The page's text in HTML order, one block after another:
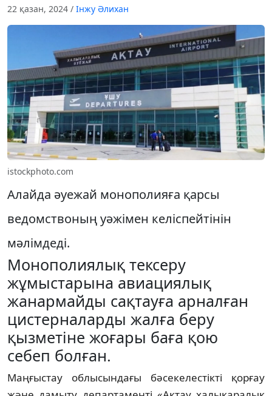
22 қазан, 2024 / Інжу Әлихан
istockphoto.com
Алайда әуежай монополияға қарсы
ведомствоның уәжімен келіспейтінін
мәлімдеді.
Монополиялық тексеру
жұмыстарына авиациялық
жанармайды сақтауға арналған
цистерналарды жалға беру
қызметіне жоғары баға қою
себеп болған.
Маңғыстау облысындағы бәсекелестікті қорғау